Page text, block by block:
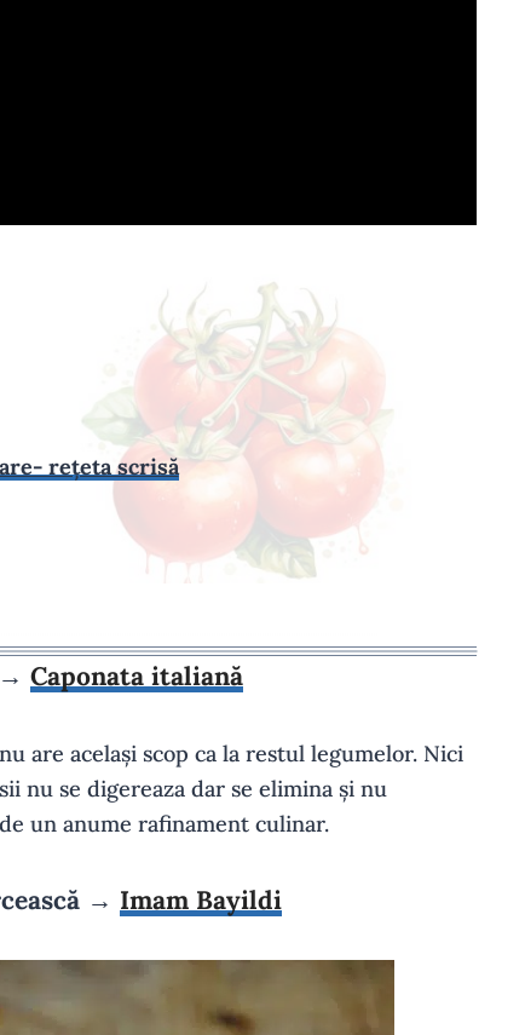
rețeta scrisă
Caponata italiană
are același scop ca la restul legumelor. Nici
nu se digereaza dar se elimina și nu
un anume rafinament culinar.
→ Imam Bayildi